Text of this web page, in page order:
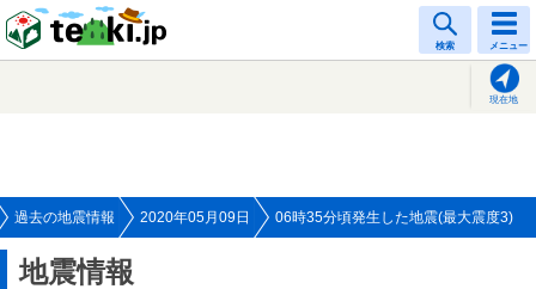
検索 メニュー
現在地
過去の地震情報 2020年05月09日 06時35分頃発生した地震(最大震度3)
地震情報